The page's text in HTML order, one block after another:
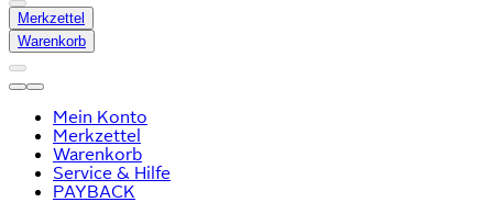
Merkzettel
Warenkorb
Mein Konto
Merkzettel
Warenkorb
Service & Hilfe
PAYBACK